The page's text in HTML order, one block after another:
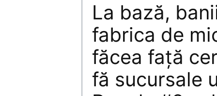
La bază,
fabrica de
făcea faţă
fă sucursale